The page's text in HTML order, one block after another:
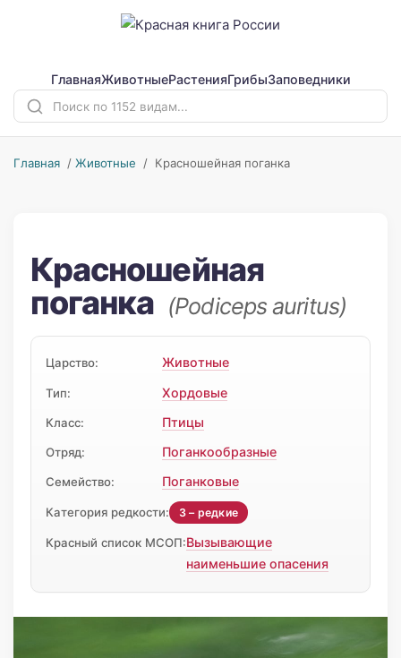
ГлавнаяЖивотныеРастенияГрибыЗаповедники
Главная / Животные / Красношейная поганка
Красношейная
поганка (Podiceps auritus)
Царство: Животные
Тип: Хордовые
Класс: Птицы
Отряд: Поганкообразные
Семейство: Поганковые
Категория редкости: 3 – редкие
Красный список МСОП:Вызывающие
наименьшие опасения